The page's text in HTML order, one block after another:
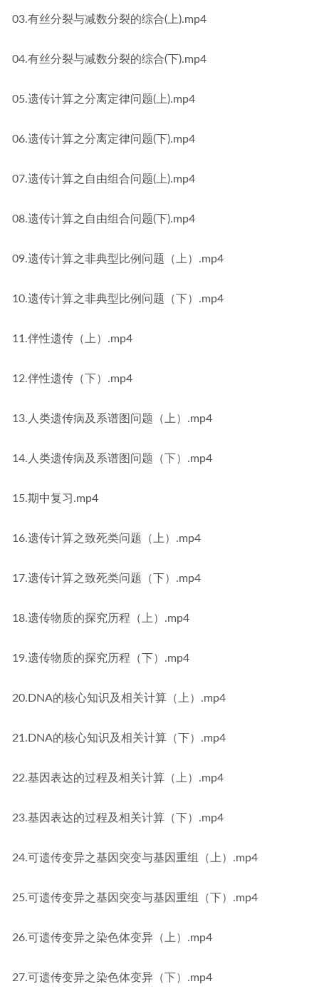
03.有丝分裂与减数分裂的综合(上).mp4
04.有丝分裂与减数分裂的综合(下).mp4
05.遗传计算之分离定律问题(上).mp4
06.遗传计算之分离定律问题(下).mp4
07.遗传计算之自由组合问题(上).mp4
08.遗传计算之自由组合问题(下).mp4
09.遗传计算之非典型比例问题（上）.mp4
10.遗传计算之非典型比例问题（下）.mp4
11.伴性遗传（上）.mp4
12.伴性遗传（下）.mp4
13.人类遗传病及系谱图问题（上）.mp4
14.人类遗传病及系谱图问题（下）.mp4
15.期中复习.mp4
16.遗传计算之致死类问题（上）.mp4
17.遗传计算之致死类问题（下）.mp4
18.遗传物质的探究历程（上）.mp4
19.遗传物质的探究历程（下）.mp4
20.DNA的核心知识及相关计算（上）.mp4
21.DNA的核心知识及相关计算（下）.mp4
22.基因表达的过程及相关计算（上）.mp4
23.基因表达的过程及相关计算（下）.mp4
24.可遗传变异之基因突变与基因重组（上）.mp4
25.可遗传变异之基因突变与基因重组（下）.mp4
26.可遗传变异之染色体变异（上）.mp4
27.可遗传变异之染色体变异（下）.mp4